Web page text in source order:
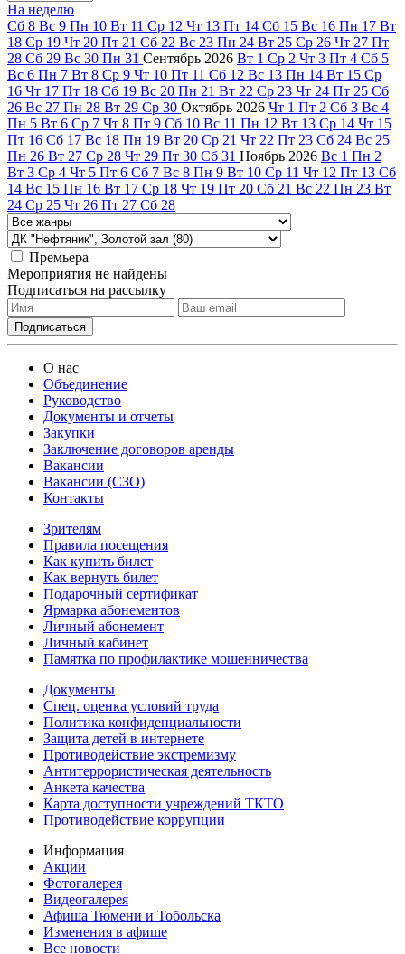
На неделю
Сб 8 Вс 9 Пн 10 Вт 11 Ср 12 Чт 13 Пт 14 Сб 15 Вс 16 Пн 17 Вт
18 Ср 19 Чт 20 Пт 21 Сб 22 Вс 23 Пн 24 Вт 25 Ср 26 Чт 27 Пт
28 Сб 29 Вс 30 Пн 31 Сентябрь 2026 Вт 1 Ср 2 Чт 3 Пт 4 Сб 5
Вс 6 Пн 7 Вт 8 Ср 9 Чт 10 Пт 11 Сб 12 Вс 13 Пн 14 Вт 15 Ср
16 Чт 17 Пт 18 Сб 19 Вс 20 Пн 21 Вт 22 Ср 23 Чт 24 Пт 25 Сб
26 Вс 27 Пн 28 Вт 29 Ср 30 Октябрь 2026 Чт 1 Пт 2 Сб 3 Вс 4
Пн 5 Вт 6 Ср 7 Чт 8 Пт 9 Сб 10 Вс 11 Пн 12 Вт 13 Ср 14 Чт 15
Пт 16 Сб 17 Вс 18 Пн 19 Вт 20 Ср 21 Чт 22 Пт 23 Сб 24 Вс 25
Пн 26 Вт 27 Ср 28 Чт 29 Пт 30 Сб 31 Ноябрь 2026 Вс 1 Пн 2
Вт 3 Ср 4 Чт 5 Пт 6 Сб 7 Вс 8 Пн 9 Вт 10 Ср 11 Чт 12 Пт 13 Сб
14 Вс 15 Пн 16 Вт 17 Ср 18 Чт 19 Пт 20 Сб 21 Вс 22 Пн 23 Вт
24 Ср 25 Чт 26 Пт 27 Сб 28
Премьера
Мероприятия не найдены
Подписаться на рассылку
О нас
Объединение
Руководство
Документы и отчеты
Закупки
Заключение договоров аренды
Вакансии
Вакансии (СЗО)
Контакты
Зрителям
Правила посещения
Как купить билет
Как вернуть билет
Подарочный сертификат
Ярмарка абонементов
Личный абонемент
Личный кабинет
Памятка по профилактике мошенничества
Документы
Спец. оценка условий труда
Политика конфиденциальности
Защита детей в интернете
Противодействие экстремизму
Антитеррористическая деятельность
Анкета качества
Карта доступности учреждений ТКТО
Противодействие коррупции
Информация
Акции
Фотогалерея
Видеогалерея
Афиша Тюмени и Тобольска
Изменения в афише
Все новости